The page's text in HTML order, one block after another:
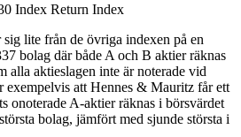
Index Return Index
lite från de övriga indexen på en
bolag där både A och B aktier räknas
alla aktieslagen inte är noterade vid
exempelvis att Hennes & Mauritz får ett
onoterade A-aktier räknas i börsvärdet
bolag, jämfört med sjunde största i